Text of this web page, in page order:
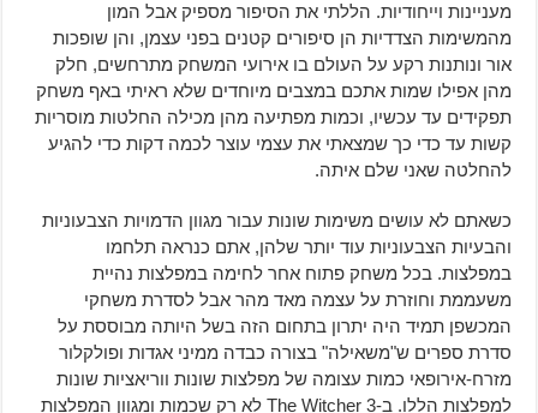
מעניינות וייחודיות. הללתי את הסיפור מספיק אבל המון
מהמשימות הצדדיות הן סיפורים קטנים בפני עצמן, והן שופכות
אור ונותנות רקע על העולם בו אירועי המשחק מתרחשים, חלק
מהן אפילו שמות אתכם במצבים מיוחדים שלא ראיתי באף משחק
תפקידים עד עכשיו, וכמות מפתיעה מהן מכילה החלטות מוסריות
קשות עד כדי כך שמצאתי את עצמי עוצר לכמה דקות כדי להגיע
להחלטה שאני שלם איתה.
כשאתם לא עושים משימות שונות עבור מגוון הדמויות הצבעוניות
והבעיות הצבעוניות עוד יותר שלהן, אתם כנראה תלחמו
במפלצות. בכל משחק פתוח אחר לחימה במפלצות נהיית
משעממת וחוזרת על עצמה מאד מהר אבל לסדרת משחקי
המכשפן תמיד היה יתרון בתחום הזה בשל היותה מבוססת על
סדרת ספרים ש"משאילה" בצורה כבדה ממיני אגדות ופולקלור
מזרח-אירופאי כמות עצומה של מפלצות שונות ווריאציות שונות
למפלצות הללו. ב-The Witcher 3 לא רק שכמות ומגוון המפלצות